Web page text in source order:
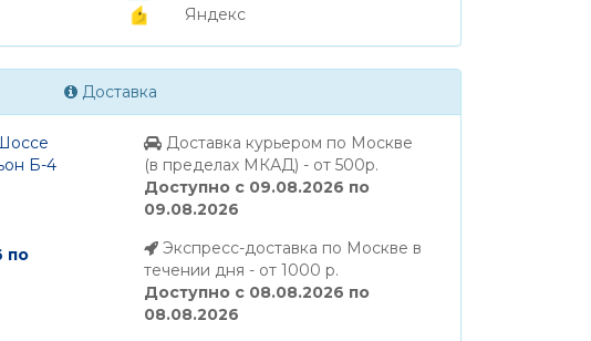
Яндекс
Доставка
Б-4
по
Доставка курьером по Москве
(в пределах МКАД) - от 500р.
Доступно с 09.08.2026 по
09.08.2026
Экспресс-доставка по Москве в
течении дня - от 1000 р.
Доступно с 08.08.2026 по
08.08.2026